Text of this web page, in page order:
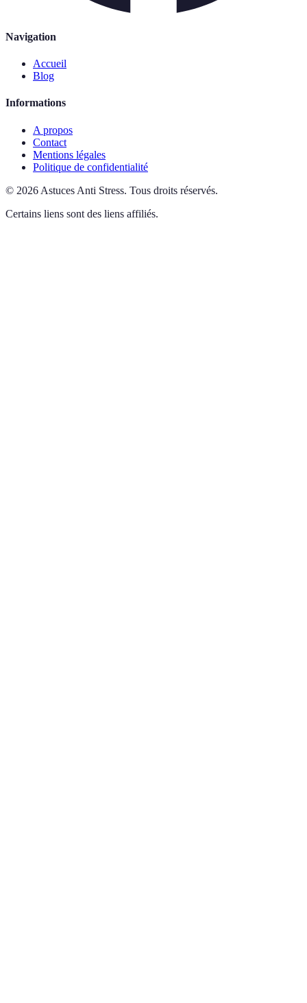
Navigation
Accueil
Blog
Informations
A propos
Contact
Mentions légales
Politique de confidentialité
© 2026 Astuces Anti Stress. Tous droits réservés.
Certains liens sont des liens affiliés.